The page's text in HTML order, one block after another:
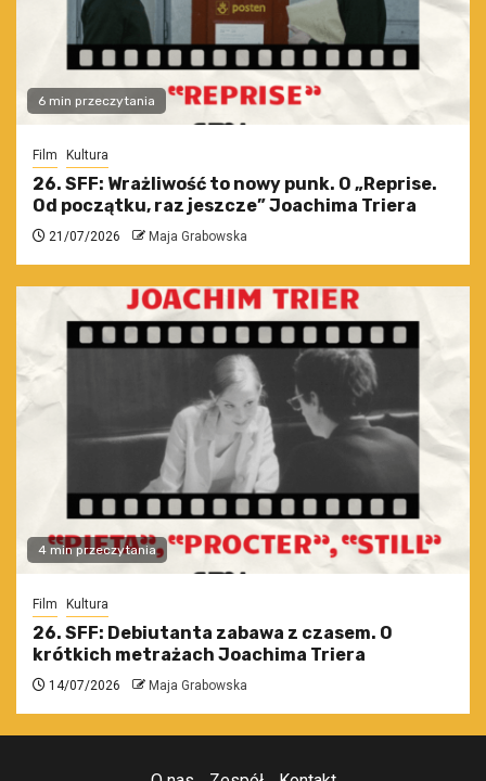
6 min przeczytania
Film Kultura
26. SFF: Wrażliwość to nowy punk. O „Reprise.
Od początku, raz jeszcze” Joachima Triera
21/07/2026 Maja Grabowska
4 min przeczytania
Film Kultura
26. SFF: Debiutanta zabawa z czasem. O
krótkich metrażach Joachima Triera
14/07/2026 Maja Grabowska